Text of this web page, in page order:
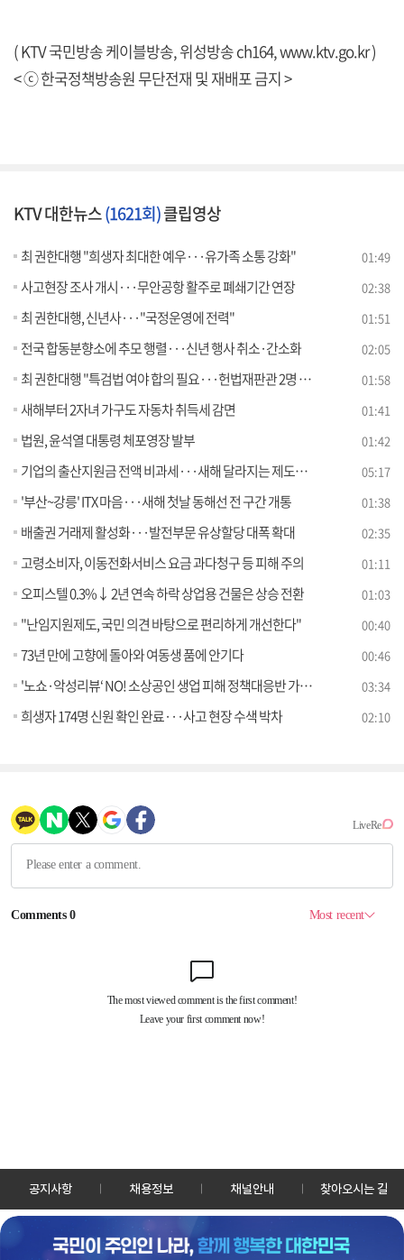
( KTV 국민방송 케이블방송, 위성방송 ch164,www.ktv.go.kr)
< ⓒ 한국정책방송원 무단전재 및 재배포 금지 >
KTV 대한뉴스(1621회)클립영상
최 권한대행 "희생자 최대한 예우···유가족 소통 강화" 01:49
사고현장 조사 개시···무안공항 활주로 폐쇄기간 연장 02:38
최 권한대행, 신년사···"국정운영에 전력" 01:51
전국 합동분향소에 추모 행렬···신년 행사 취소·간소화 02:05
최 권한대행 "특검법 여야 합의 필요···헌법재판관 2명 임명" 01:58
새해부터 2자녀 가구도 자동차 취득세 감면 01:41
법원, 윤석열 대통령 체포영장 발부 01:42
기업의 출산지원금 전액 비과세···새해 달라지는 제도는? [뉴스의 맥] 05:17
'부산~강릉' ITX 마음···새해 첫날 동해선 전 구간 개통 01:38
배출권 거래제 활성화···발전부문 유상할당 대폭 확대 02:35
고령소비자, 이동전화서비스 요금 과다청구 등 피해 주의 01:11
오피스텔 0.3%↓ 2년 연속 하락 상업용 건물은 상승 전환 01:03
"난임지원제도, 국민 의견 바탕으로 편리하게 개선한다" 00:40
73년 만에 고향에 돌아와 여동생 품에 안기다 00:46
'노쇼·악성리뷰‘ NO! 소상공인 생업 피해 정책대응반 가동 [클릭K+] 03:34
희생자 174명 신원 확인 완료···사고 현장 수색 박차 02:10
공지사항 채용정보 채널안내 찾아오시는 길
30128 세종특별자치시 정부2청사로 13 한국정책방송원 KTV
TEL: 044-204-8000